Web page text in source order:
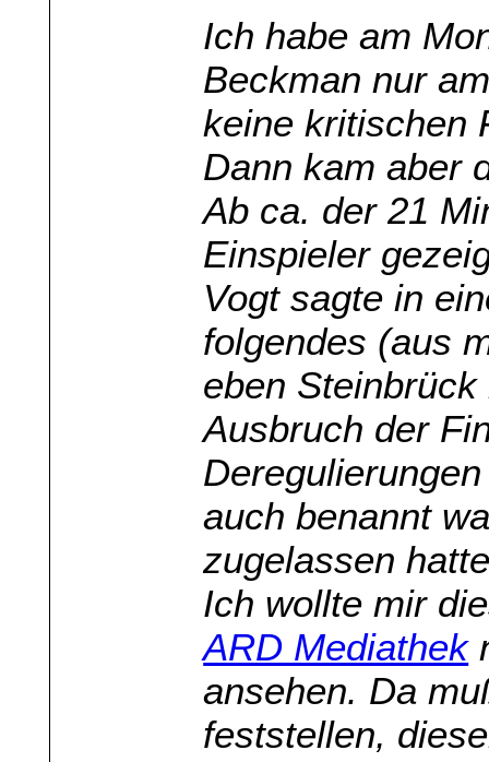
Ich habe am
Beckman nur
keine kritischen
Dann kam aber
Ab ca. der 21
Einspieler
Vogt sagte in
folgendes (aus
eben
Ausbruch der
auch benannt
zugelassen
Ich wollte mir
ARD Mediathek
ansehen. Da
feststellen,